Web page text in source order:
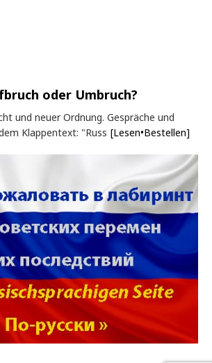
oder Umbruch?
und neuer Ordnung. Gespräche und
Klappentext: "Russ [Lesen•Bestellen]